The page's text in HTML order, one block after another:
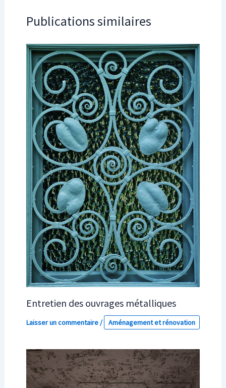
Publications similaires
Entretien des ouvrages métalliques
Laisser un commentaire/ Aménagement et rénovation